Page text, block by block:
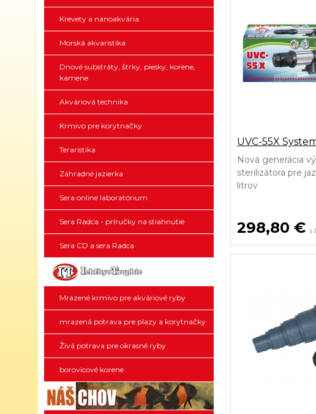
UVC-55X
Nová generácia
sterilizátora pre
litrov
298,80 € s
Krevety a nanoakvária
Morská akvaristika
Dnové substráty, štrky, piesky, korene,
kamene
Akváriová technika
Krmivo pre korytnačky
Teraristika
Záhradné jazierka
Sera online laboratórium
Sera Radca - príručky na stiahnutie
Sera CD a sera Radca
Mrazené krmivo pre akváriové ryby
mrazená potrava pre plazy a korytnačky
Živá potrava pre okrasné ryby
borovicové korene